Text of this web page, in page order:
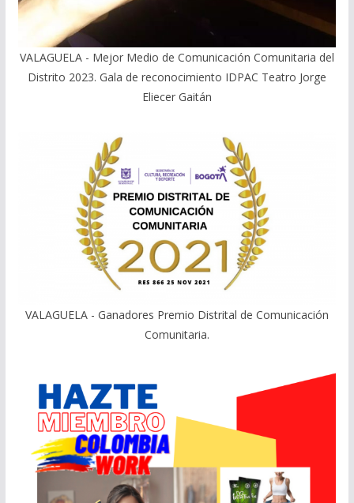
VALAGUELA - Mejor Medio de Comunicación Comunitaria del
Distrito 2023. Gala de reconocimiento IDPAC Teatro Jorge
Eliecer Gaitán
VALAGUELA - Ganadores Premio Distrital de Comunicación
Comunitaria.